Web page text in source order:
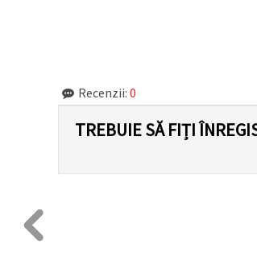
Recenzii: 0
TREBUIE SĂ FIȚI